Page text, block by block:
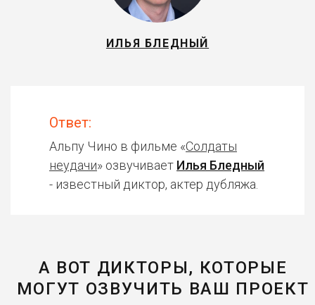
ИЛЬЯ БЛЕДНЫЙ
Ответ:
Альпу Чино в фильме «Солдаты
неудачи» озвучивает Илья Бледный
- известный диктор, актер дубляжа.
А ВОТ ДИКТОРЫ, КОТОРЫЕ
МОГУТ ОЗВУЧИТЬ ВАШ ПРОЕКТ